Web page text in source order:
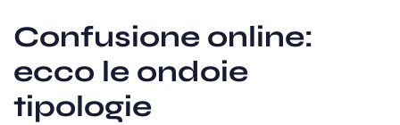
Confusione online:
ecco le ondoie
tipologie